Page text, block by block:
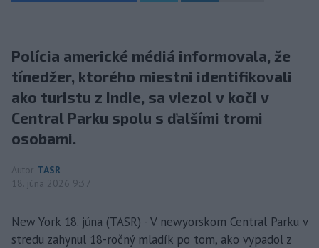
Polícia americké médiá informovala, že
tínedžer, ktorého miestni identifikovali
ako turistu z Indie, sa viezol v koči v
Central Parku spolu s ďalšími tromi
osobami.
Autor TASR
18. júna 2026 9:37
New York 18. júna (TASR) - V newyorskom Central Parku v
stredu zahynul 18-ročný mladík po tom, ako vypadol z